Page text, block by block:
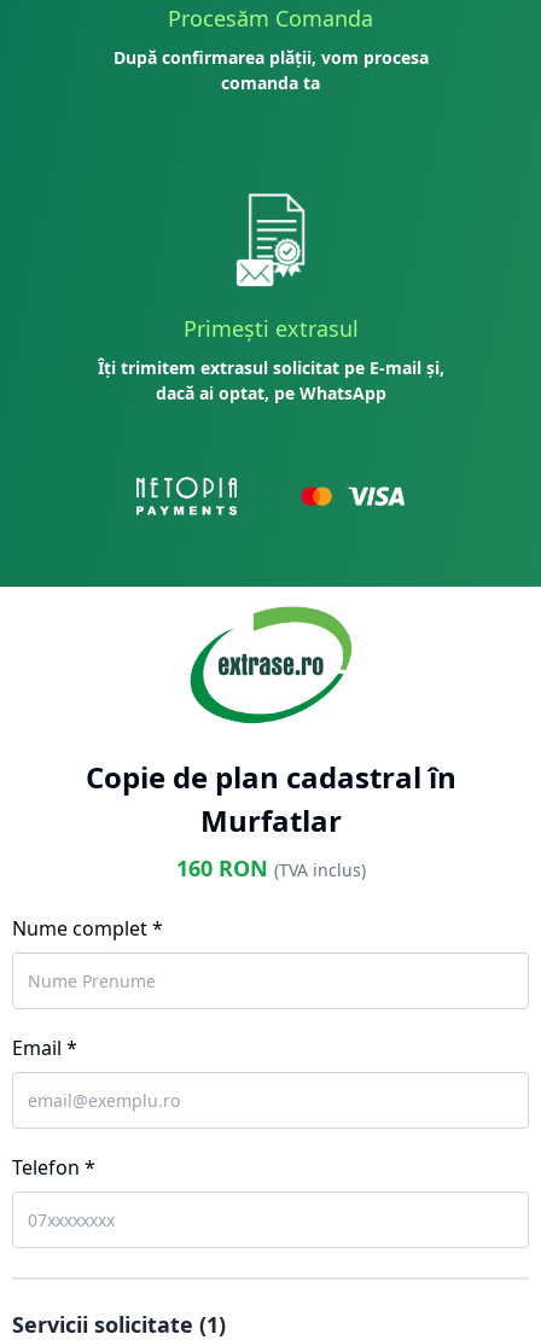
Procesăm Comanda
După confirmarea plății, vom procesa
comanda ta
Primești extrasul
Îți trimitem extrasul solicitat pe E-mail și,
dacă ai optat, pe WhatsApp
Copie de plan cadastral în
Murfatlar
160RON (TVA inclus)
Nume complet *
Email *
Telefon *
Servicii solicitate (1)